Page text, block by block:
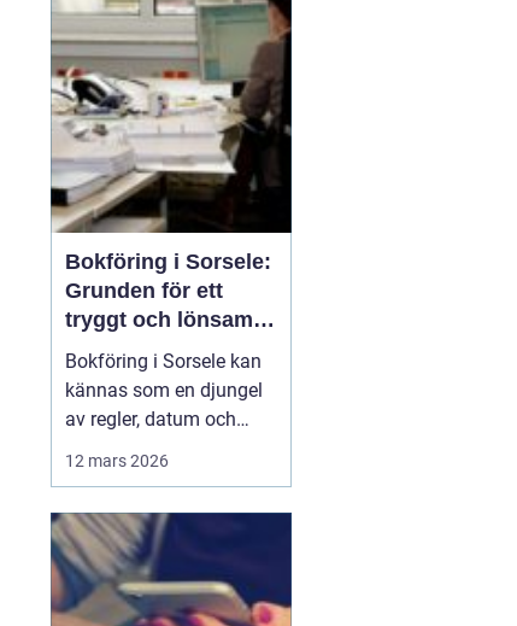
Bokföring i Sorsele:
Grunden för ett
tryggt och lönsamt
företag
Bokföring i Sorsele kan
kännas som en djungel
av regler, datum och
siffrorna är i ordning får
företagaren en tydlig bild
av hur verksamh...
12 mars 2026